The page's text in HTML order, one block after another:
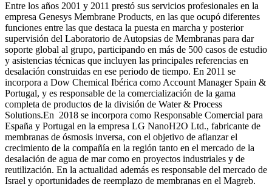
Entre los años 2001 y 2011 prestó sus servicios profesionales en la
empresa Genesys Membrane Products, en las que ocupó diferentes
funciones entre las que destaca la puesta en marcha y posterior
supervisión del Laboratorio de Autopsias de Membranas para dar
soporte global al grupo, participando en más de 500 casos de estudio
y asistencias técnicas que incluyen las principales referencias en
desalación construidas en ese periodo de tiempo. En 2011 se
incorpora a Dow Chemical Ibérica como Account Manager Spain &
Portugal, y es responsable de la comercialización de la gama
completa de productos de la división de Water & Process
Solutions.En 2018 se incorpora como Responsable Comercial para
España y Portugal en la empresa LG NanoH2O Ltd., fabricante de
membranas de ósmosis inversa, con el objetivo de afianzar el
crecimiento de la compañía en la región tanto en el mercado de la
desalación de agua de mar como en proyectos industriales y de
reutilización. En la actualidad además es responsable del mercado de
Israel y oportunidades de reemplazo de membranas en el Magreb.